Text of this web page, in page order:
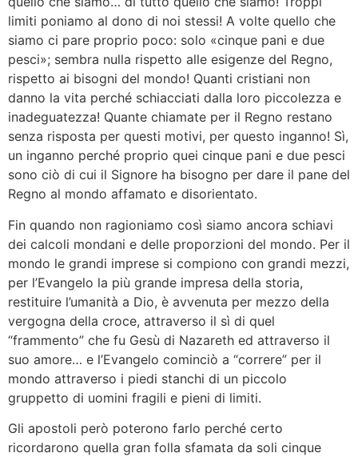
limiti poniamo al dono di noi stessi! A volte quello che
siamo ci pare proprio poco: solo «cinque pani e due
pesci»; sembra nulla rispetto alle esigenze del Regno,
rispetto ai bisogni del mondo! Quanti cristiani non
danno la vita perché schiacciati dalla loro piccolezza e
inadeguatezza! Quante chiamate per il Regno restano
senza risposta per questi motivi, per questo inganno! Sì,
un inganno perché proprio quei cinque pani e due pesci
sono ciò di cui il Signore ha bisogno per dare il pane del
Regno al mondo affamato e disorientato.
Fin quando non ragioniamo così siamo ancora schiavi
dei calcoli mondani e delle proporzioni del mondo. Per il
mondo le grandi imprese si compiono con grandi mezzi,
per l’Evangelo la più grande impresa della storia,
restituire l’umanità a Dio, è avvenuta per mezzo della
vergogna della croce, attraverso il sì di quel
“frammento” che fu Gesù di Nazareth ed attraverso il
suo amore… e l’Evangelo cominciò a “correre” per il
mondo attraverso i piedi stanchi di un piccolo
gruppetto di uomini fragili e pieni di limiti.
Gli apostoli però poterono farlo perché certo
ricordarono quella gran folla sfamata da soli cinque